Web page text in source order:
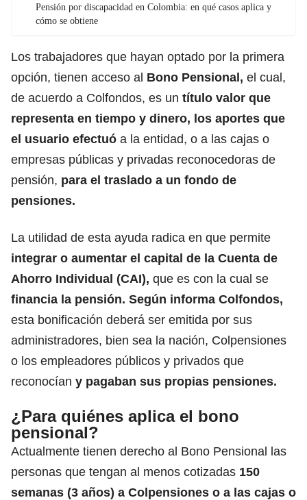
Pensión por discapacidad en Colombia: en qué casos aplica y
cómo se obtiene
Los trabajadores que hayan optado por la primera
opción, tienen acceso al Bono Pensional, el cual,
de acuerdo a Colfondos, es un título valor que
representa en tiempo y dinero, los aportes que
el usuario efectuó a la entidad, o a las cajas o
empresas públicas y privadas reconocedoras de
pensión, para el traslado a un fondo de
pensiones.
La utilidad de esta ayuda radica en que permite
integrar o aumentar el capital de la Cuenta de
Ahorro Individual (CAI), que es con la cual se
financia la pensión. Según informa Colfondos,
esta bonificación deberá ser emitida por sus
administradores, bien sea la nación, Colpensiones
o los empleadores públicos y privados que
reconocían y pagaban sus propias pensiones.
¿Para quiénes aplica el bono
pensional?
Actualmente tienen derecho al Bono Pensional las
personas que tengan al menos cotizadas 150
semanas (3 años) a Colpensiones o a las cajas o